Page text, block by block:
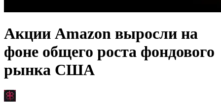
Акции Amazon выросли на
фоне общего роста фондового
рынка США